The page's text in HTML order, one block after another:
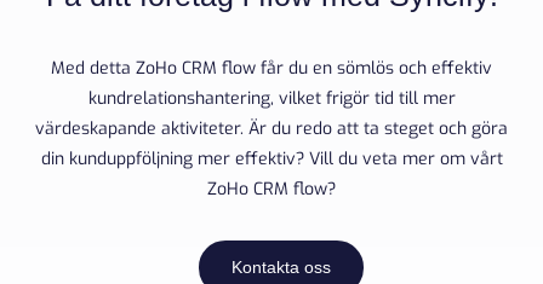
Med detta ZoHo CRM flow får du en sömlös och effektiv
kundrelationshantering, vilket frigör tid till mer
värdeskapande aktiviteter. Är du redo att ta steget och göra
din kunduppföljning mer effektiv? Vill du veta mer om vårt
ZoHo CRM flow?
Kontakta oss